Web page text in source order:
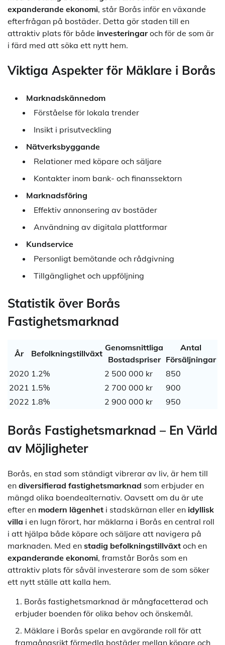
expanderande ekonomi, står Borås inför en växande
efterfrågan på bostäder. Detta gör staden till en
attraktiv plats för både investeringaroch för de som är
i färd med att söka ett nytt hem.
Viktiga Aspekter för Mäklare i Borås
Marknadskännedom
Förståelse för lokala trender
Insikt i prisutveckling
Nätverksbyggande
Relationer med köpare och säljare
Kontakter inom bank- och finanssektorn
Marknadsföring
Effektiv annonsering av bostäder
Användning av digitala plattformar
Kundservice
Personligt bemötande och rådgivning
Tillgänglighet och uppföljning
Statistik över Borås
Fastighetsmarknad
År Befolkningstillväxt
Genomsnittliga
Bostadspriser
Antal
Försäljningar
2020 1.2% 2 500 000 kr
850
2021 1.5% 2 700 000 kr
900
2022 1.8% 2 900 000 kr 950
Borås Fastighetsmarknad – En Värld
av Möjligheter
Borås, en stad som ständigt vibrerar av liv, är hem till
en diversifierad fastighetsmarknad som erbjuder en
mängd olika boendealternativ. Oavsett om du är ute
efter en modern lägenhet i stadskärnan eller en idyllisk
villa i en lugn förort, har mäklarna i Borås en central roll
i att hjälpa både köpare och säljare att navigera på
marknaden. Med en stadig befolkningstillväxt och en
expanderande ekonomi, framstår Borås som en
attraktiv plats för såväl investerare som de som söker
ett nytt ställe att kalla hem.
Borås fastighetsmarknad är mångfacetterad och
erbjuder boenden för olika behov och önskemål.
Mäklare i Borås spelar en avgörande roll för att
framgångsrikt förmedla bostäder mellan köpare och